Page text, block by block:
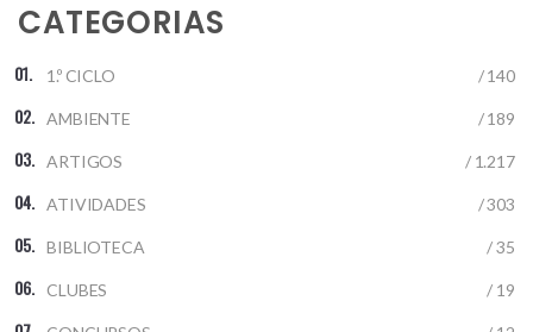
CATEGORIAS
1.º CICLO / 140
AMBIENTE / 189
ARTIGOS / 1.217
ATIVIDADES / 303
BIBLIOTECA / 35
CLUBES / 19